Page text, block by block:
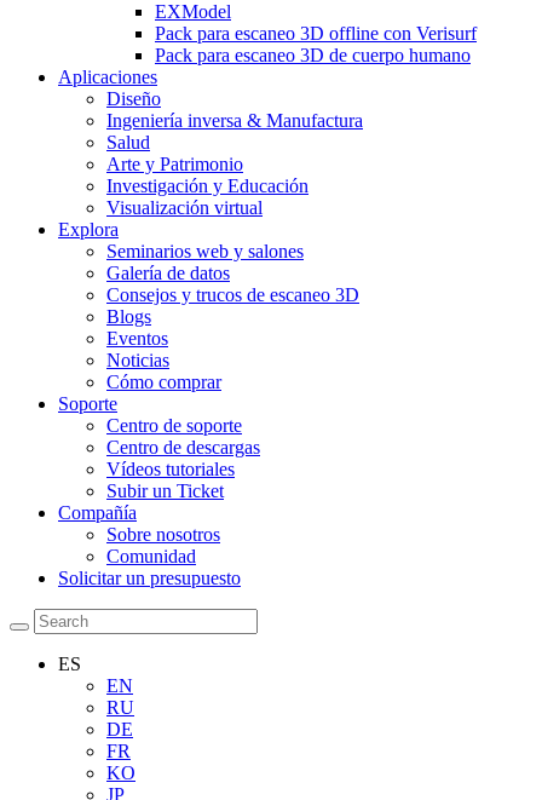
EXModel
Pack para escaneo 3D offline con Verisurf
Pack para escaneo 3D de cuerpo humano
Aplicaciones
Diseño
Ingeniería inversa & Manufactura
Salud
Arte y Patrimonio
Investigación y Educación
Visualización virtual
Explora
Seminarios web y salones
Galería de datos
Consejos y trucos de escaneo 3D
Blogs
Eventos
Noticias
Cómo comprar
Soporte
Centro de soporte
Centro de descargas
Vídeos tutoriales
Subir un Ticket
Compañía
Sobre nosotros
Comunidad
Solicitar un presupuesto
ES
EN
RU
DE
FR
KO
JP